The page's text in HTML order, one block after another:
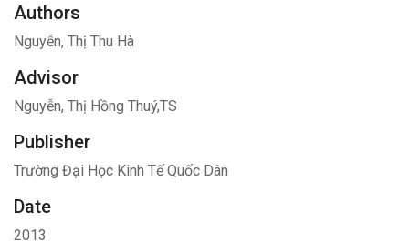
Authors
Nguyễn, Thị Thu Hà
Advisor
Nguyễn, Thị Hồng Thuý,TS
Publisher
Trường Đại Học Kinh Tế Quốc Dân
Date
2013